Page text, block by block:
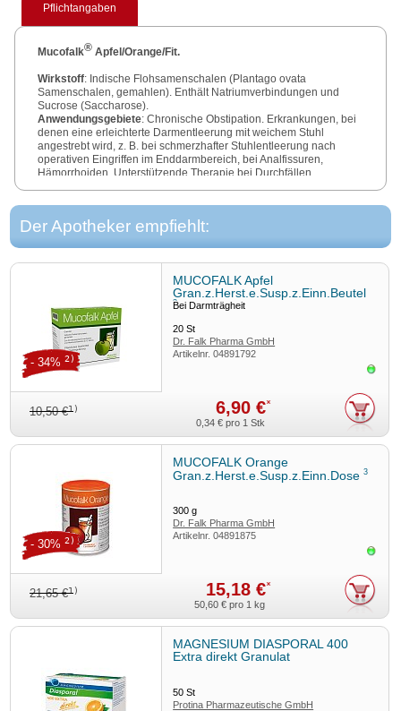
Pflichtangaben
Mucofalk®Apfel/Orange/Fit.
Wirkstoff: Indische Flohsamenschalen (Plantago ovata
Samenschalen, gemahlen). Enthält Natriumverbindungen und
Sucrose (Saccharose).
Anwendungsgebiete: Chronische Obstipation. Erkrankungen, bei
denen eine erleichterte Darmentleerung mit weichem Stuhl
angestrebt wird, z. B. bei schmerzhafter Stuhlentleerung nach
operativen Eingriffen im Enddarmbereich, bei Analfissuren,
Hämorrhoiden. Unterstützende Therapie bei Durchfällen
Zusätzlich Mucofalk
®Fit: Unterstützend zu einer Diät bei
Dose, 300 g Dose, Mucofalk
Fit nur in Btl.
Zu Risiken und Nebenwirkungen lesen Sie die Packungsbeilage
und fragen Sie Ihre Ärztin, Ihren Arzt oder in Ihrer Apotheke.
Dr. Falk Pharma GmbH, Leinenweberstr. 5, 79108 Freiburg,
Germany, www.drfalkpharma.de
Stand: 10/2018
Der Apotheker empfiehlt:
MUCOFALK Apfel
Gran.z.Herst.e.Susp.z.Einn.Beutel
3
Bei Darmträgheit
20St
Dr. Falk Pharma GmbH
Artikelnr.04891792
10,50 €1) 6,90 €*
- 34% 2)
0,34 € pro 1 Stk
MUCOFALK Orange
Gran.z.Herst.e.Susp.z.Einn.Dose3
300g
Dr. Falk Pharma GmbH
Artikelnr.04891875
21,65 €1) 15,18 €*
- 30% 2)
50,60 € pro 1 kg
MAGNESIUM DIASPORAL 400
Extra direkt Granulat
50St
Protina Pharmazeutische GmbH